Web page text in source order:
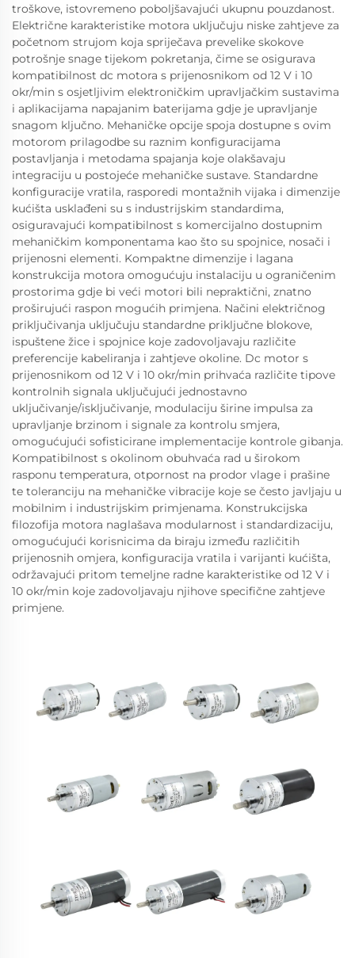
troškove, istovremeno poboljšavajući ukupnu pouzdanost.
Električne karakteristike motora uključuju niske zahtjeve za
početnom strujom koja spriječava prevelike skokove
potrošnje snage tijekom pokretanja, čime se osigurava
kompatibilnost dc motora s prijenosnikom od 12 V i 10
okr/min s osjetljivim elektroničkim upravljačkim sustavima
i aplikacijama napajanim baterijama gdje je upravljanje
snagom ključno. Mehaničke opcije spoja dostupne s ovim
motorom prilagodbe su raznim konfiguracijama
postavljanja i metodama spajanja koje olakšavaju
integraciju u postojeće mehaničke sustave. Standardne
konfiguracije vratila, rasporedi montažnih vijaka i dimenzije
kućišta usklađeni su s industrijskim standardima,
osiguravajući kompatibilnost s komercijalno dostupnim
mehaničkim komponentama kao što su spojnice, nosači i
prijenosni elementi. Kompaktne dimenzije i lagana
konstrukcija motora omogućuju instalaciju u ograničenim
prostorima gdje bi veći motori bili nepraktični, znatno
proširujući raspon mogućih primjena. Načini električnog
priključivanja uključuju standardne priključne blokove,
ispuštene žice i spojnice koje zadovoljavaju različite
preferencije kabeliranja i zahtjeve okoline. Dc motor s
prijenosnikom od 12 V i 10 okr/min prihvaća različite tipove
kontrolnih signala uključujući jednostavno
uključivanje/isključivanje, modulaciju širine impulsa za
upravljanje brzinom i signale za kontrolu smjera,
omogućujući sofisticirane implementacije kontrole gibanja.
Kompatibilnost s okolinom obuhvaća rad u širokom
rasponu temperatura, otpornost na prodor vlage i prašine
te toleranciju na mehaničke vibracije koje se često javljaju u
mobilnim i industrijskim primjenama. Konstrukcijska
filozofija motora naglašava modularnost i standardizaciju,
omogućujući korisnicima da biraju između različitih
prijenosnih omjera, konfiguracija vratila i varijanti kućišta,
održavajući pritom temeljne radne karakteristike od 12 V i
10 okr/min koje zadovoljavaju njihove specifične zahtjeve
primjene.